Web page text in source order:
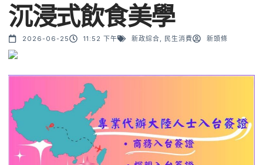
沉浸式飲食美學
2026-06-25 11:52 下午 新政綜合 民生消費 新頭條